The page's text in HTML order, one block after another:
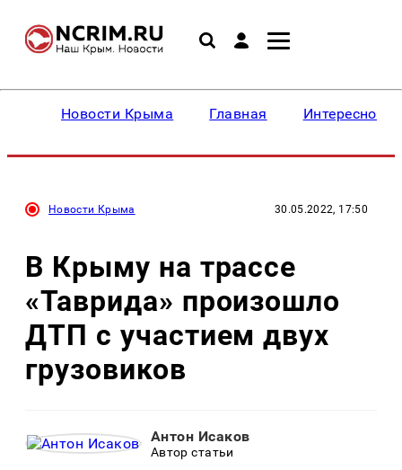
Новости Крыма Главная Интересное
Новости Крыма 30.05.2022, 17:50
В Крыму на трассе
«Таврида» произошло
ДТП с участием двух
грузовиков
Антон Исаков
Автор статьи